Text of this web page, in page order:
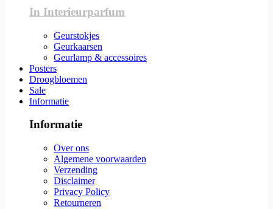
In Interieurparfum
Geurstokjes
Geurkaarsen
Geurlamp & accessoires
Posters
Droogbloemen
Sale
Informatie
Informatie
Over ons
Algemene voorwaarden
Verzending
Disclaimer
Privacy Policy
Retourneren